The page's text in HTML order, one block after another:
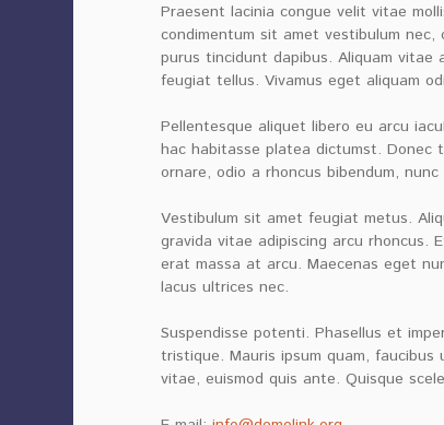
Praesent lacinia congue velit vitae
condimentum sit amet vestibulum nec,
purus tincidunt dapibus. Aliquam
feugiat tellus. Vivamus eget aliquam
Pellentesque aliquet libero eu arcu
hac habitasse platea dictumst. Donec
ornare, odio a rhoncus bibendum,
Vestibulum sit amet feugiat metus.
gravida vitae adipiscing arcu rhoncus.
erat massa at arcu. Maecenas eget
lacus ultrices nec.
Suspendisse potenti. Phasellus et
tristique. Mauris ipsum quam, faucibus
vitae, euismod quis ante. Quisque